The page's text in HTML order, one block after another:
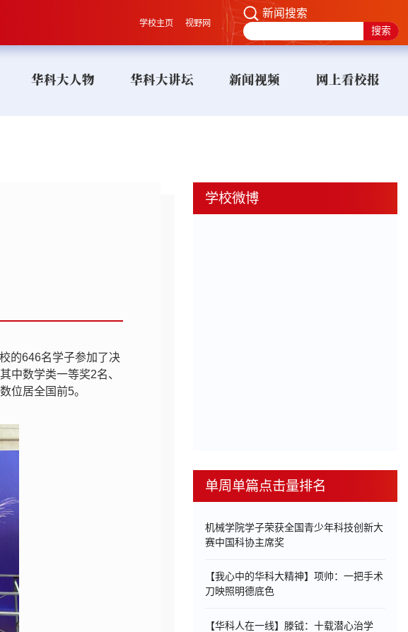
学校主页 视野网
新闻搜索
华科大人物 华科大讲坛 新闻视频 网上看校报
的646名学子参加了决
中数学类一等奖2名、
位居全国前5。
学校微博
单周单篇点击量排名
机械学院学子荣获全国青少年科技创新大
赛中国科协主席奖
【我心中的华科大精神】项帅：一把手术
刀映照明德底色
【华科人在一线】滕钺：十载潜心治学